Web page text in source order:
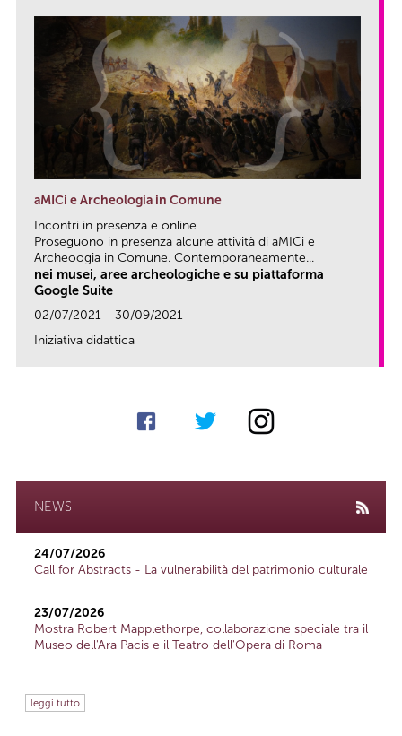
aMICi e Archeologia in Comune
Incontri in presenza e online
Proseguono in presenza alcune attività di aMICi e
Archeoogia in Comune. Contemporaneamente...
nei musei, aree archeologiche e su piattaforma
Google Suite
02/07/2021 - 30/09/2021
Iniziativa didattica
NEWS
24/07/2026
Call for Abstracts - La vulnerabilità del patrimonio culturale
23/07/2026
Mostra Robert Mapplethorpe, collaborazione speciale tra il
Museo dell'Ara Pacis e il Teatro dell'Opera di Roma
leggi tutto